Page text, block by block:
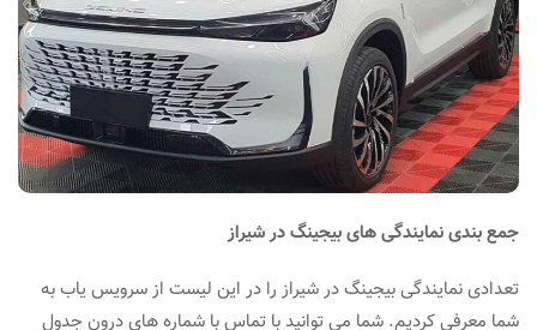
جمع بندی نمایندگی های بیجینگ در شیراز
تعدادی نمایندگی بیجینگ در شیراز را در این لیست از سرویس یاب به
شما معرفی کردیم. شما می توانید با تماس با شماره های درون جدول